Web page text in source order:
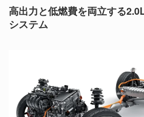
高出力と低燃費を両立する
システム